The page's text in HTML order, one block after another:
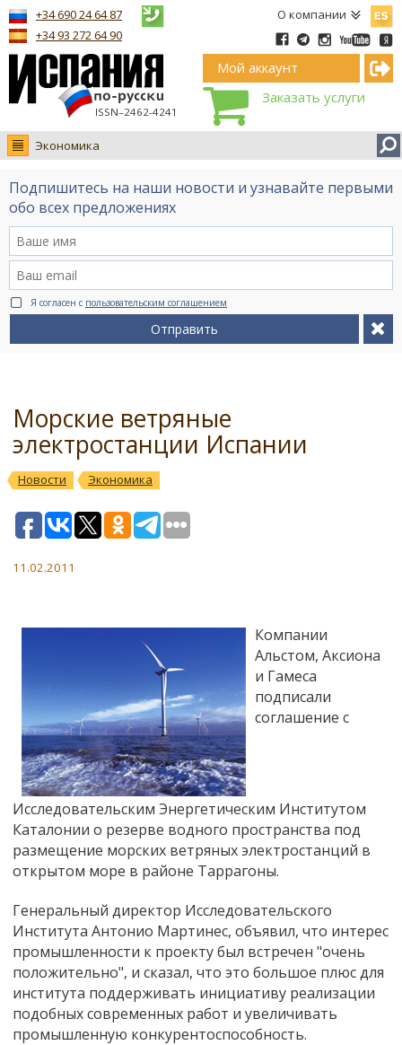
О компании
ISSN–2462-4241
+34 690 24 64 87
+34 93 272 64 90
Мой аккаунт
Заказать услуги
Экономика
Новости
Интервью
Видео Ruso.TV
BCN life
Сервис на немецком
Подпишитесь на наши новости и узнавайте первыми
обо всех предложениях
Я согласен с пользовательским соглашением
Отправить
Морские ветряные
электростанции Испании
Новости Экономика
11.02.2011
Компании
Альстом, Аксиона
и Гамеса
подписали
соглашение с
Исследовательским Энергетическим Институтом
Каталонии о резерве водного пространства под
размещение морских ветряных электростанций в
открытом море в районе Таррагоны.
Генеральный директор Исследовательского
Института Антонио Мартинес, объявил, что интерес
промышленности к проекту был встречен "очень
положительно", и сказал, что это большое плюс для
института поддерживать инициативу реализации
подобных современных работ и увеличивать
промышленную конкурентоспособность.